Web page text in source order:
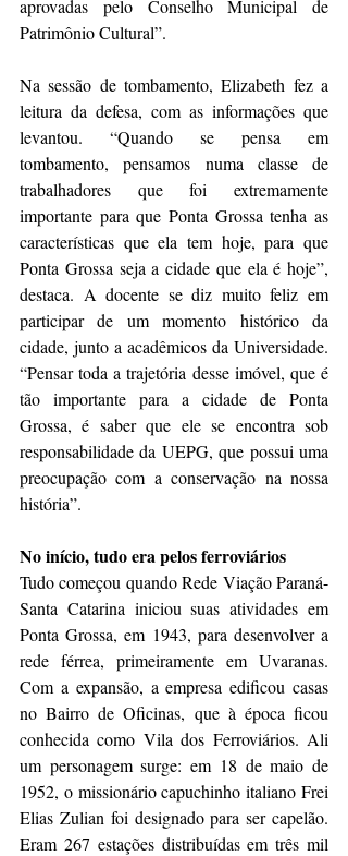
aprovadas pelo Conselho Municipal de
Patrimônio Cultural”.
Na sessão de tombamento, Elizabeth fez a
leitura da defesa, com as informações que
levantou. “Quando se pensa em
tombamento, pensamos numa classe de
trabalhadores que foi extremamente
importante para que Ponta Grossa tenha as
características que ela tem hoje, para que
Ponta Grossa seja a cidade que ela é hoje”,
destaca. A docente se diz muito feliz em
participar de um momento histórico da
cidade, junto a acadêmicos da Universidade.
“Pensar toda a trajetória desse imóvel, que é
tão importante para a cidade de Ponta
Grossa, é saber que ele se encontra sob
responsabilidade da UEPG, que possui uma
preocupação com a conservação na nossa
história”.
No início, tudo era pelos ferroviários
Tudo começou quando Rede Viação Paraná-
Santa Catarina iniciou suas atividades em
Ponta Grossa, em 1943, para desenvolver a
rede férrea, primeiramente em Uvaranas.
Com a expansão, a empresa edificou casas
no Bairro de Oficinas, que à época ficou
conhecida como Vila dos Ferroviários. Ali
um personagem surge: em 18 de maio de
1952, o missionário capuchinho italiano Frei
Elias Zulian foi designado para ser capelão.
Eram 267 estações distribuídas em três mil